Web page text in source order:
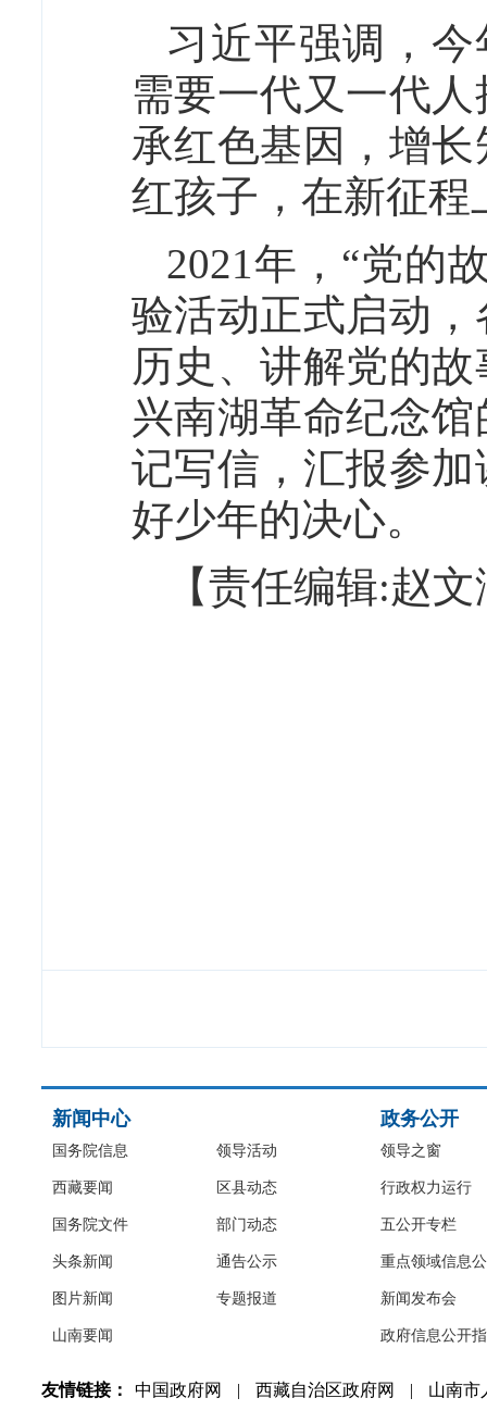
习近平强调，
需要一代又一代
承红色基因，增
红孩子，在新征
2021年，“党的
验活动正式启动
历史、讲解党的
兴南湖革命纪念
记写信，汇报参
好少年的决心。
【责任编辑:赵
新闻中心
国务院信息
西藏要闻
国务院文件
头条新闻
图片新闻
山南要闻
领导活动
区县动态
部门动态
通告公示
专题报道
政务公开
领导之窗
行政权力运行
五公开专栏
重点领域信息
新闻发布会
政府信息公开
友情链接： 中国政府网 | 西藏自治区政府网 | 山南市